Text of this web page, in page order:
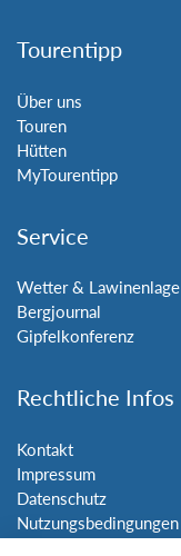
Tourentipp
Über uns
Touren
Hütten
MyTourentipp
Service
Wetter & Lawinenlage
Bergjournal
Gipfelkonferenz
Rechtliche Infos
Kontakt
Impressum
Datenschutz
Nutzungsbedingungen